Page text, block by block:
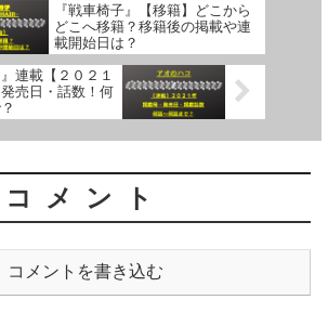
『戦車椅子』【移籍】どこから
どこへ移籍？移籍後の掲載や連
載開始日は？
連載【２０２１
売日・話数！何
コメント
コメントを書き込む